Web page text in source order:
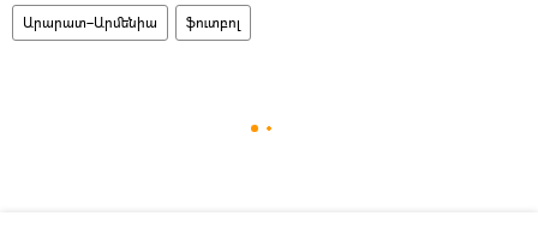
Արարատ–Արմենիա ֆուտբոլ